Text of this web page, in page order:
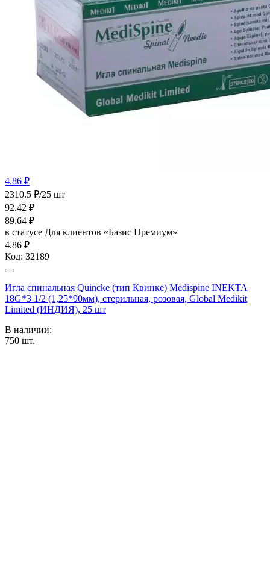
4.86 ₽
2310.5 ₽/25 шт
92.42 ₽
89.64 ₽
в статусе Для клиентов «Базис Премиум»
4.86 ₽
Код: 32189
Игла спинальная Quincke (тип Квинке) Medispine INEKTA
18G*3 1/2 (1,25*90мм), стерильная, розовая, Global Medikit
Limited (ИНДИЯ), 25 шт
В наличии:
750 шт.